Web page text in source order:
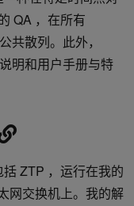
QA ，在所有
共散列。此外，
明和用户手册与特
ZTP ，运行在我的
网交换机上。我的解